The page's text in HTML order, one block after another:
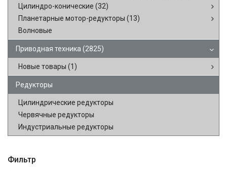
Цилиндро-конические (32)
Планетарные мотор-редукторы (13)
Волновые
Приводная техника (2825)
Новые товары (1)
Редукторы
Цилиндрические редукторы
Червячные редукторы
Индустриальные редукторы
Фильтр